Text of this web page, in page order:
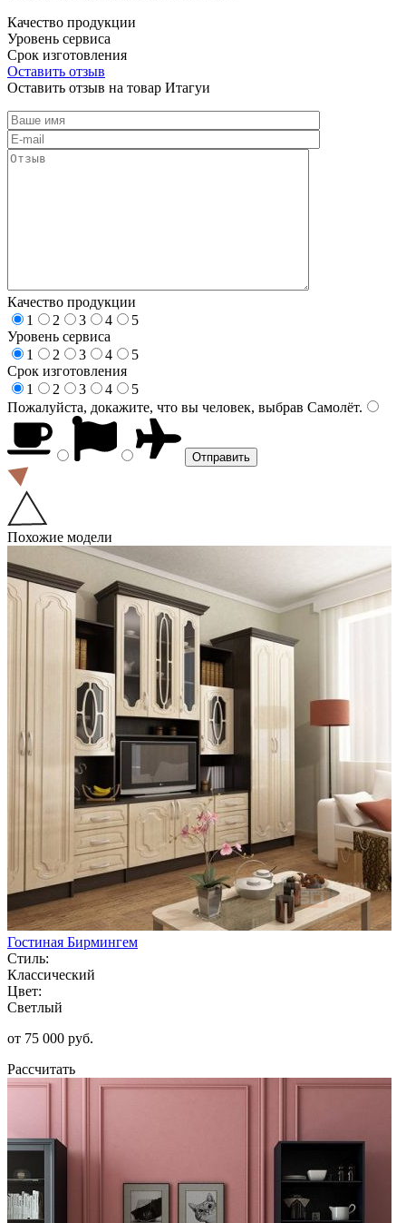
Качество продукции
Уровень сервиса
Срок изготовления
Оставить отзыв
Оставить отзыв на товар Итагуи
Качество продукции
1
2 3 4
5
Уровень сервиса
1
2 3 4
5
Срок изготовления
1
2 3 4
5
Пожалуйста, докажите, что вы человек, выбрав Самолёт.
Похожие модели
Гостиная Бирмингем
Стиль:
Классический
Цвет:
Светлый
от 75 000 руб.
Рассчитать